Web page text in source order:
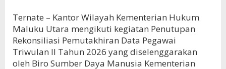
Ternate – Kantor Wilayah Kementerian Hukum
Maluku Utara mengikuti kegiatan Penutupan
Rekonsiliasi Pemutakhiran Data Pegawai
Triwulan II Tahun 2026 yang diselenggarakan
oleh Biro Sumber Daya Manusia Kementerian